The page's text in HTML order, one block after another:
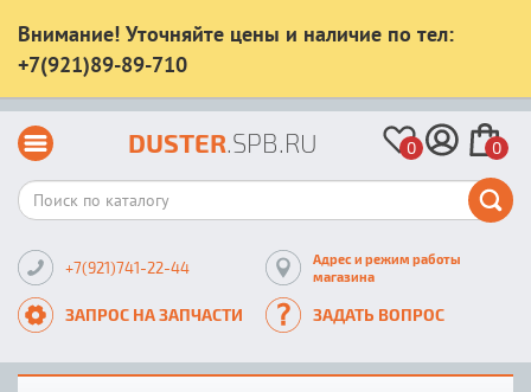
Внимание! Уточняйте цены и наличие по тел:
+7(921)89-89-710
DUSTER.SPB.RU 0 0
+7(921)741-22-44
Адрес и режим работы
магазина
ЗАПРОС НА ЗАПЧАСТИ ЗАДАТЬ ВОПРОС